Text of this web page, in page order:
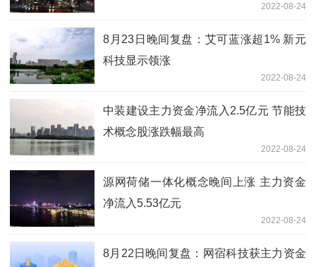
2022-08-24
8月23日晚间复盘：艾可蓝涨超1% 新元
科技显示领涨
2022-08-24
中装建设主力资金净流入2.5亿元 节能技
术概念股涨跌幅最高
2022-08-24
源网荷储一体化概念晚间上涨 主力资金
净流入5.53亿元
2022-08-24
8月22日晚间复盘：网宿科技获主力资金